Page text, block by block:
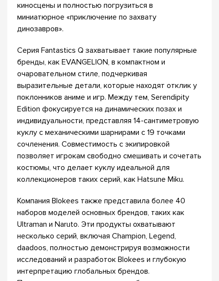
киносцены и полностью погрузиться в
миниатюрное «приключение по захвату
динозавров».
Серия Fantastics Q захватывает такие популярные
бренды, как EVANGELION, в компактном и
очаровательном стиле, подчеркивая
выразительные детали, которые находят отклик у
поклонников аниме и игр. Между тем, Serendipity
Edition фокусируется на динамических позах и
индивидуальности, представляя 14-сантиметровую
куклу с механическими шарнирами с 19 точками
сочленения. Совместимость с экипировкой
позволяет игрокам свободно смешивать и сочетать
костюмы, что делает куклу идеальной для
коллекционеров таких серий, как Hatsune Miku.
Компания Blokees также представила более 40
наборов моделей основных брендов, таких как
Ultraman и Naruto. Эти продукты охватывают
несколько серий, включая Champion, Legend,
daadoos, полностью демонстрируя возможности
исследований и разработок Blokees и глубокую
интерпретацию глобальных брендов.